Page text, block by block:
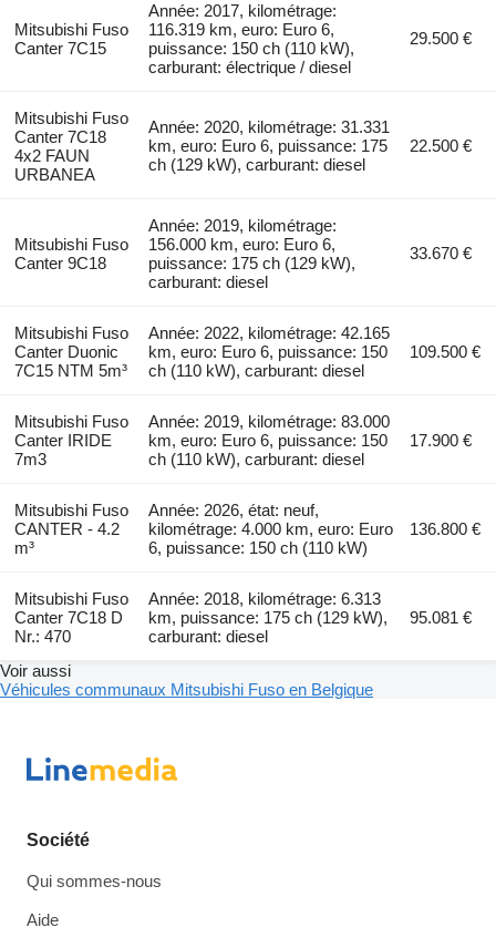
Mitsubishi Fuso
Canter 7C15
Année: 2017, kilométrage:
116.319 km, euro: Euro 6,
puissance: 150 ch (110 kW),
carburant: électrique / diesel
29.500 €
Mitsubishi Fuso
Canter 7C18
4x2 FAUN
URBANEA
Année: 2020, kilométrage: 31.331
km, euro: Euro 6, puissance: 175
ch (129 kW), carburant: diesel
22.500 €
Mitsubishi Fuso
Canter 9C18
Année: 2019, kilométrage:
156.000 km, euro: Euro 6,
puissance: 175 ch (129 kW),
carburant: diesel
33.670 €
Mitsubishi Fuso
Canter Duonic
7C15 NTM 5m³
Année: 2022, kilométrage: 42.165
km, euro: Euro 6, puissance: 150
ch (110 kW), carburant: diesel
109.500 €
Mitsubishi Fuso
Canter IRIDE
7m3
Année: 2019, kilométrage: 83.000
km, euro: Euro 6, puissance: 150
ch (110 kW), carburant: diesel
17.900 €
Mitsubishi Fuso
CANTER - 4.2
m³
Année: 2026, état: neuf,
kilométrage: 4.000 km, euro: Euro
6, puissance: 150 ch (110 kW)
136.800 €
Mitsubishi Fuso
Canter 7C18 D
Nr.: 470
Année: 2018, kilométrage: 6.313
km, puissance: 175 ch (129 kW),
carburant: diesel
95.081 €
Voir aussi
Véhicules communaux Mitsubishi Fuso en Belgique
Société
Qui sommes-nous
Aide